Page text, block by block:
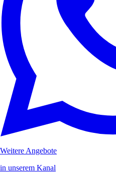
Weitere Angebote
in unserem Kanal